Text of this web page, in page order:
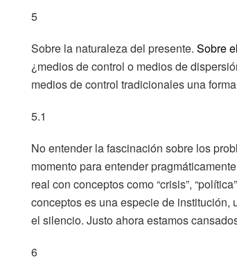
5
Sobre la naturaleza del presente. Sobre
¿medios de control o medios de
medios de control tradicionales una
5.1
No entender la fascinación sobre los
momento para entender
real con conceptos como “crisis”,
conceptos es una especie de institución,
el silencio. Justo ahora estamos
6